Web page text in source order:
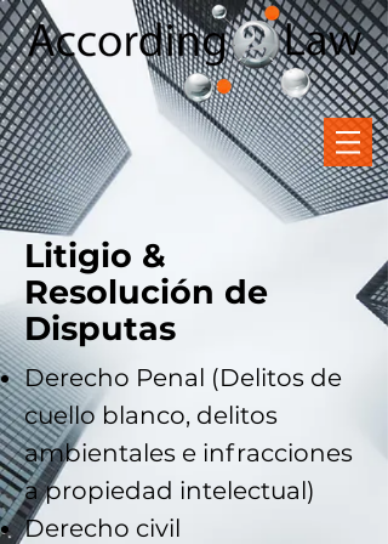
Litigio &
Resolución de
Disputas
Derecho Penal (Delitos de
cuello blanco, delitos
ambientales e infracciones
a propiedad intelectual)
Derecho civil